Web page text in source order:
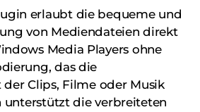
erlaubt die bequeme und
von Mediendateien direkt
Media Players ohne
das die
Clips, Filme oder Musik
unterstützt die verbreiteten